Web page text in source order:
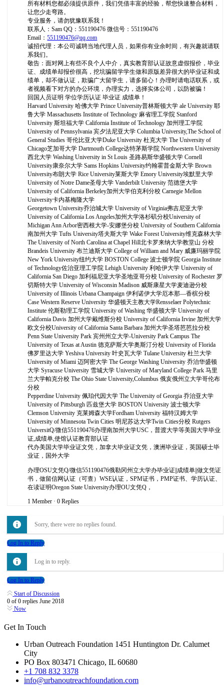
所有材料您都必须提供原件，我们凭借丰富的经验，帮您快速整合材料，
让您少走弯路。
专业服务，请勿犹豫联系我！
联系人：Sam QQ：551190476 微信号：551190476
Email：551190476@qq.com
诚招代理：本公司诚聘当地代理人员，如果你有业余时间，有兴趣就请联
系我们。
敬告：面对网上有些不良个人中介，真实教育部认证故意虚假报价，毕业
证、成绩单却报价很高，挖坑骗留学学生做和原版差异很大的毕业证和成
绩单，却不做认证，欺骗广大留学生，请多留心！办理时请电话联系，或
者视频看下对方的办公环境，办理实力，选择实体公司，以防被骗！
回国人员证明 学位学历认证 毕业证 成绩单！
Harvard University 哈佛大学 Prince University普林斯顿大学 ale University 耶
鲁大学 Massachusetts Institute of Technology 麻省理工学院 Stanford
University 斯坦福大学 California Institute of Technology 加州理工学院
University of Pennsylvania 宾夕法尼亚大学 Columbia University,The School of
General Studies 哥伦比亚大学Duke University 杜克大学 The University of
Chicago芝加哥大学 Dartmouth College达特茅斯学院 Northwestern University
西北大学 Washing University in St Louis 圣路易斯华盛顿大学 Cornell
University康奈尔大学 Sams Hopkins University约翰霍普金斯大学 Brown
University布朗大学 Rice University莱斯大学 Emory University埃默里大学
University of Notre Dame圣母大学 Vanderbilt University 范德堡大学
University of California Berkeley加州大学伯克利分校 Carnegie Mellon
University卡内基梅隆大学
Georgetown University乔治城大学 University of Virginia弗吉尼亚大学
University of California Los Angeles加州大学洛杉矶分校University of
Michigan Ann Arbor密西根大学-安娜堡分校 University of Southern California
南加州大学 Tufts University塔夫斯大学 Wake Forest University维克森林大学
The University of North Carolina at Chapel Hill北卡罗来纳大学教堂山 分校
Brandeis University 布兰迪斯大学 College of William and Mary 威廉玛丽学院
New York University纽约大学 BOSTON College 波士顿学院 Georgia Institute
of Technology佐治亚理工学院 Lehigh University 利哈伊大学 University of
California San Diego 加利福尼亚大学圣地亚哥分校 University of Rochester 罗
切斯特大学 University of Wisconsin Madison 威斯康星大学麦迪逊分校
University of Illinois Urbana Champaign 伊利诺伊大学厄本那—香槟分校
Case Western Reserve University 华盛顿天主教大学Rensselaer Polytechnic
Institute 伦斯勒理工学院 University of Washing 华盛顿大学 University of
California Davis 加州大学戴维斯分校 University of California Irvine 加州大学
欧文分校University of California Santa Barbara 加州大学圣塔芭芭拉分校
Penn State University Park 宾州州立大学-University Park Campus The
University of Texas at Austin 德克萨斯大学奥斯汀分校 University of Florida
佛罗里达大学 Yeshiva University 叶史瓦大学 Tulane University 杜兰大学
University of Miami 迈阿密大学 The George Washing University 乔治华盛顿
大学 Syracuse University 雪城大学 University of Maryland College Park 马里
兰大学帕克分校 The Ohio State University,Columbus 俄亥俄州立大学哥伦布
分校
Pepperdine University 佩珀代因大学 The University of Georgia 乔治亚大学
University of Pittsburgh 匹兹堡大学 BOSTON University 波士顿大学
Clemson University 克莱姆森大学Fordham University 福特汉姆大学
University of Minnesota Twin Cities 明尼苏达大学Twin Cities分校 Rutgers
UniversitQ/微信551190476办理南加州大学USC，普渡大学等美国大学毕业
证,成绩单,使馆认证教育部认证
代办美国大学毕业证文凭，加拿大毕业证文凭，澳洲毕业证，英国硕士毕
业证，国外大学
办理OSU文凭Q/微信551190476俄勒冈州立大学办毕业证||成绩单||做文凭证
书，做留信网认证（可查）WSE认证，SPM证书，PMP证书、学历认证、
在读证明Oregon State University办理OU文凭Q，
1 Member · 0 Replies
Sorry, there were no replies found.
Log In to Reply
Log in to reply.
Log In to Reply
Start of Discussion
0 of0 repliesJune 2018
Now
Get In Touch
Urban Outreach Foundation 1451 Huntington Dr. Calumet
City
PO Box 803471 Chicago, IL 60680
+1 708 832 3378
info@urbanoutreachfoundation.com